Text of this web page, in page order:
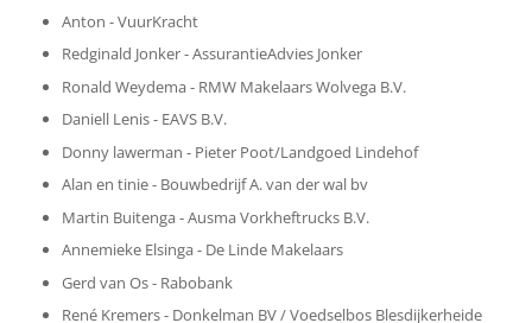
Anton - VuurKracht
Redginald Jonker - AssurantieAdvies Jonker
Ronald Weydema - RMW Makelaars Wolvega B.V.
Daniell Lenis - EAVS B.V.
Donny lawerman - Pieter Poot/Landgoed Lindehof
Alan en tinie - Bouwbedrijf A. van der wal bv
Martin Buitenga - Ausma Vorkheftrucks B.V.
Annemieke Elsinga - De Linde Makelaars
Gerd van Os - Rabobank
René Kremers - Donkelman BV / Voedselbos Blesdijkerheide